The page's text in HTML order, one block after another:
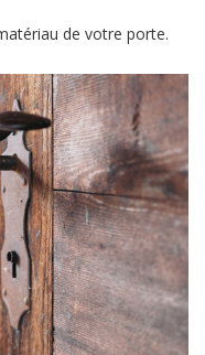
de votre porte.